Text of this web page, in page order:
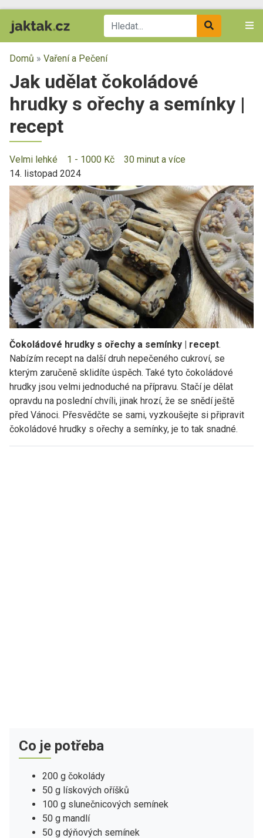
Domů » Vaření a Pečení
Jak udělat čokoládové
hrudky s ořechy a semínky |
recept
Velmi lehké 1 - 1000 Kč
30 minut a více
14. listopad 2024
Čokoládové hrudky s ořechy a semínky | recept.
Nabízím recept na další druh nepečeného cukroví, se
kterým zaručeně sklidíte úspěch. Také tyto čokoládové
hrudky jsou velmi jednoduché na přípravu. Stačí je dělat
opravdu na poslední chvíli, jinak hrozí, že se snědí ještě
před Vánoci. Přesvědčte se sami, vyzkoušejte si připravit
čokoládové hrudky s ořechy a semínky, je to tak snadné.
Co je potřeba
200 g čokolády
50 g lískových oříšků
100 g slunečnicových semínek
50 g mandlí
50 g dýňových semínek